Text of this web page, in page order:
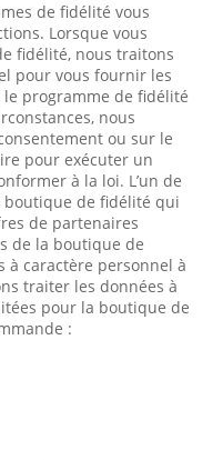
de fidélité vous
Lorsque vous
fidélité, nous traitons
pour vous fournir les
programme de fidélité
nous
ou sur le
pour exécuter un
à la loi. L’un de
boutique de fidélité qui
de partenaires
de la boutique de
à caractère personnel à
traiter les données à
pour la boutique de
: